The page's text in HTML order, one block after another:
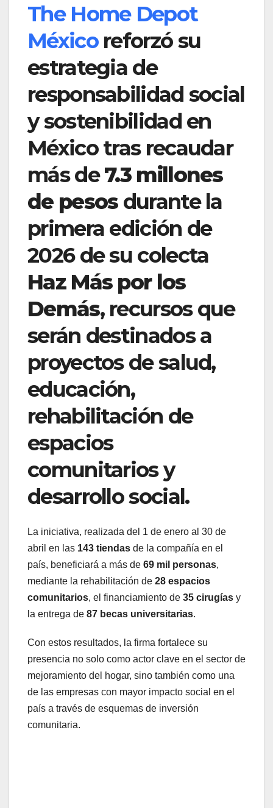
The Home Depot
Méxicoreforzó su
estrategia de
responsabilidad social
y sostenibilidad en
México tras recaudar
más de7.3 millones
de pesosdurante la
primera edición de
2026 de su colecta
Haz Más por los
Demás, recursos que
serán destinados a
proyectos de salud,
educación,
rehabilitación de
espacios
comunitarios y
desarrollo social.
La iniciativa, realizada del 1 de enero al 30 de
abril en las 143 tiendas de la compañía en el
país, beneficiará a más de 69 mil personas,
mediante la rehabilitación de 28 espacios
comunitarios, el financiamiento de 35 cirugías y
la entrega de 87 becas universitarias.
Con estos resultados, la firma fortalece su
presencia no solo como actor clave en el sector de
mejoramiento del hogar, sino también como una
de las empresas con mayor impacto social en el
país a través de esquemas de inversión
comunitaria.